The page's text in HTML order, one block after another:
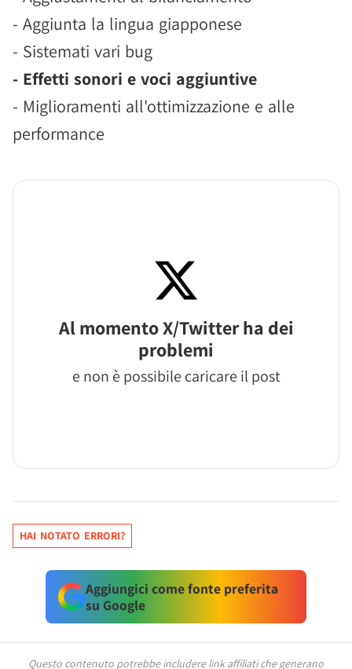
- Aggiunta la lingua giapponese
- Sistemati vari bug
- Effetti sonori e voci aggiuntive
- Miglioramenti all'ottimizzazione e alle
performance
Al momento X/Twitter ha dei
problemi
e non è possibile caricare il post
HAI NOTATO ERRORI?
Aggiungici come fonte preferita
su Google
Questo contenuto potrebbe includere link affiliati che generano